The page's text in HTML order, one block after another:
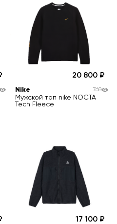
20 800
Nike
Мужской топ nike NOCTA
Tech Fleece
768
17 100